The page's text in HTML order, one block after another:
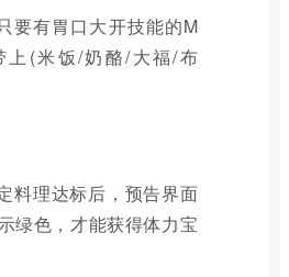
要有胃口大开技能的M
上(米饭/奶酪/大福/布
料理达标后，预告界面
绿色，才能获得体力宝